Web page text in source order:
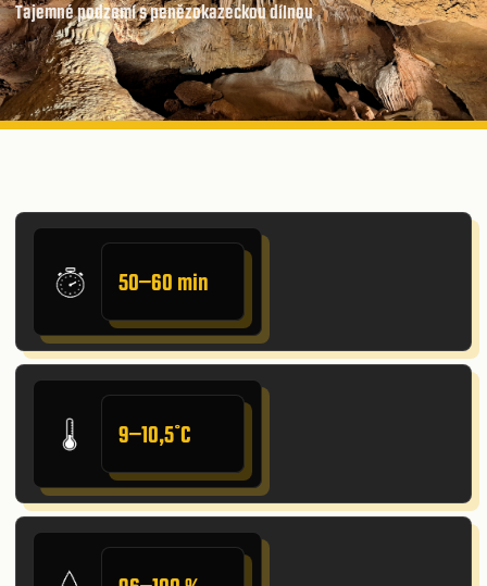
Tajemné podzemí s penězokazeckou dílnou
50–60 min
9–10,5˚C